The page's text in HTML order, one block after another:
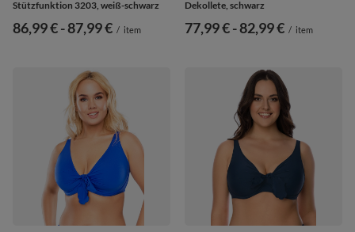
Stützfunktion 3203, weiß-schwarz
ab
86,99 €-bis
87,99 € / item
Dekollete, schwarz
ab
77,99 €-bis
82,99 € / item